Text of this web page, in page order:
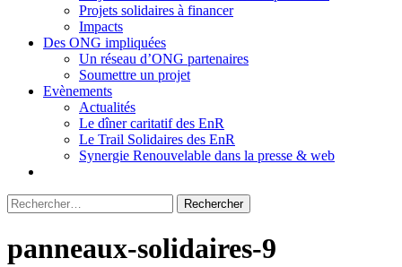
Projets solidaires à financer
Impacts
Des ONG impliquées
Un réseau d’ONG partenaires
Soumettre un projet
Evènements
Actualités
Le dîner caritatif des EnR
Le Trail Solidaires des EnR
Synergie Renouvelable dans la presse & web
Rechercher :
panneaux-solidaires-9